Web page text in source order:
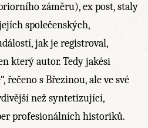
záměru), ex post, staly
společenských,
jak je registroval,
který autor. Tedy jakési
řečeno s Březinou, ale ve své
než syntetizující,
profesionálních historiků.